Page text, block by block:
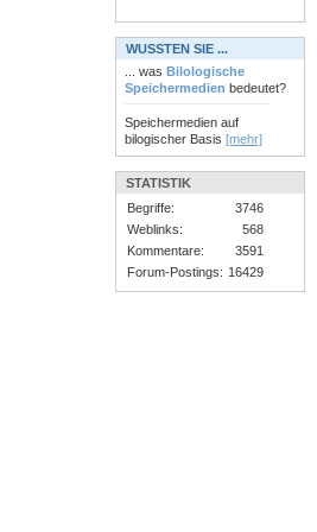
WUSSTEN SIE ...
... was Bilologische
Speichermedien bedeutet?
Speichermedien auf
bilogischer Basis [mehr]
STATISTIK
Begriffe:
3746
Weblinks:
568
Kommentare:
3591
Forum-Postings: 16429